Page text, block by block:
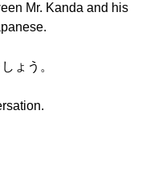
Mr. Kanda and his
ょう。